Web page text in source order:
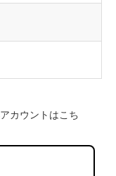
カウントはこち